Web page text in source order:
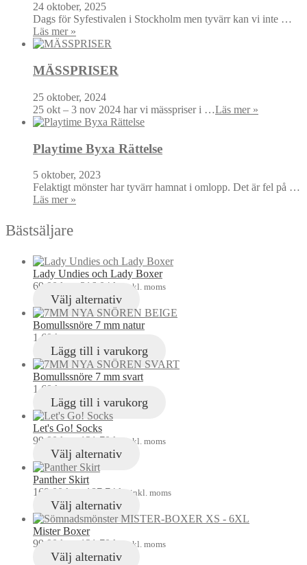
24 oktober, 2025
Dags för Syfestivalen i Stockholm men tyvärr kan vi inte …
Läs mer »
MÄSSPRISER
25 oktober, 2024
25 okt – 3 nov 2024 har vi mässpriser i …Läs mer »
Playtime Byxa Rättelse
5 oktober, 2023
Felaktigt mönster har tyvärr hamnat i omlopp. Det är fel på …
Läs mer »
Bästsäljare
Lady Undies och Lady Boxer
69,00 kr 216,04 kr inkl. moms
Välj alternativ
Bomullssnöre 7 mm natur
1,60 kr
Lägg till i varukorg
Bomullssnöre 7 mm svart
1,60 kr
Lägg till i varukorg
Let's Go! Socks
99,00 kr 121,70 kr inkl. moms
Välj alternativ
Panther Skirt
169,00 kr 187,74 kr inkl. moms
Välj alternativ
Mister Boxer
99,00 kr 121,70 kr inkl. moms
Välj alternativ